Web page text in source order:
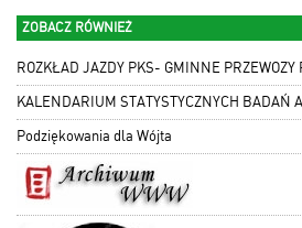
ZOBACZ RÓWNIEŻ
ROZKŁAD JAZDY PKS- GMINNE PRZEWOZY
KALENDARIUM STATYSTYCZNYCH BADAŃ
Podziękowania dla Wójta